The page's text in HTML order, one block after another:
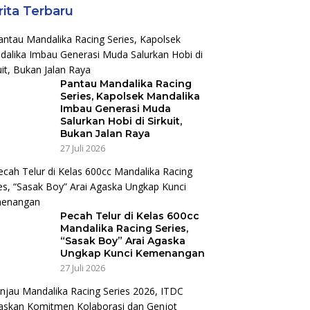
Terbaru
Pantau Mandalika Racing
Series, Kapolsek Mandalika
Imbau Generasi Muda
Salurkan Hobi di Sirkuit,
Bukan Jalan Raya
27 Juli 2026
Pecah Telur di Kelas 600cc
Mandalika Racing Series,
“Sasak Boy” Arai Agaska
Ungkap Kunci Kemenangan
27 Juli 2026